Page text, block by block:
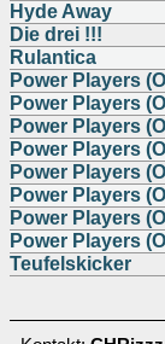
Hyde Away
Die drei !!!
Rulantica
Power Players
Power Players
Power Players
Power Players
Power Players
Power Players
Power Players
Power Players
Teufelskicker